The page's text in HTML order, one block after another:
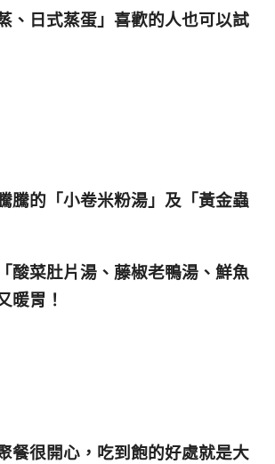
、日式蒸蛋」喜歡的人也可以試
騰的「小卷米粉湯」及「黃金蟲
酸菜肚片湯、藤椒老鴨湯、鮮魚
暖胃！
餐很開心，吃到飽的好處就是大